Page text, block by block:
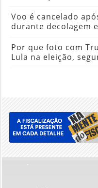
Voo é cancelado
durante decolagem
Por que foto com
Lula na eleição,